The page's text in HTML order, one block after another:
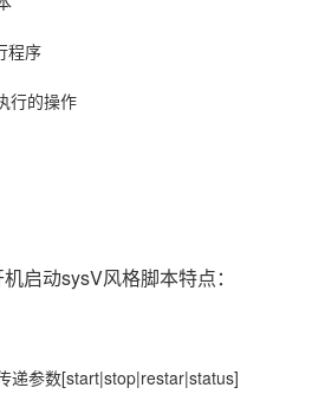
程序
行的操作
启动sysV风格脚本特点：
递参数[start|stop|restar|status]